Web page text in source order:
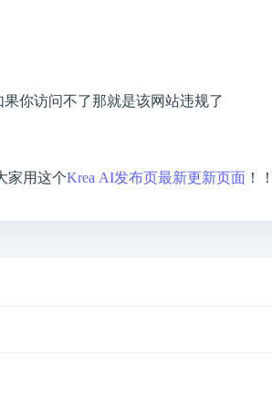
你访问不了那就是该网站违规了
家用这个Krea AI发布页最新更新页面 ！